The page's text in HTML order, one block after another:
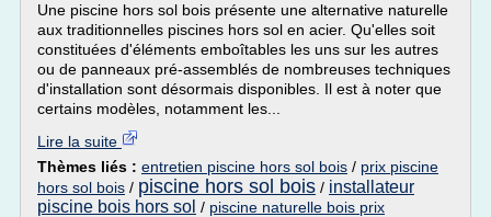
Une piscine hors sol bois présente une alternative naturelle
aux traditionnelles piscines hors sol en acier. Qu'elles soit
constituées d'éléments emboîtables les uns sur les autres
ou de panneaux pré-assemblés de nombreuses techniques
d'installation sont désormais disponibles. Il est à noter que
certains modèles, notamment les...
Lire la suite
Thèmes liés : entretien piscine hors sol bois / prix piscine
hors sol bois / piscine hors sol bois / installateur
piscine bois hors sol / piscine naturelle bois prix